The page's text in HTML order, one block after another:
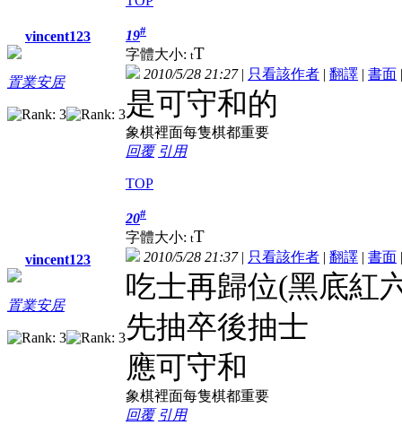
vincent123
置業安居
19#
字體大小: tT
2010/5/28 21:27| 只看該作者 | 翻譯 | 書面
是可守和的
象棋裡面每隻棋都重要
回覆 引用
TOP
vincent123
置業安居
20#
字體大小: tT
2010/5/28 21:37| 只看該作者 | 翻譯 | 書面
吃士再歸位(黑底紅
先抽卒後抽士
應可守和
象棋裡面每隻棋都重要
回覆 引用